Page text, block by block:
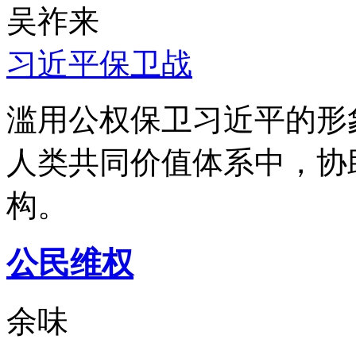
吴祚来
习近平保卫战
滥用公权保卫习近平的
人类共同价值体系中，
构。
公民维权
余味